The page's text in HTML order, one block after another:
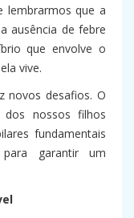
lembrarmos que a
ausência de febre
que envolve o
vive.
novos desafios. O
dos nossos filhos
fundamentais
garantir um